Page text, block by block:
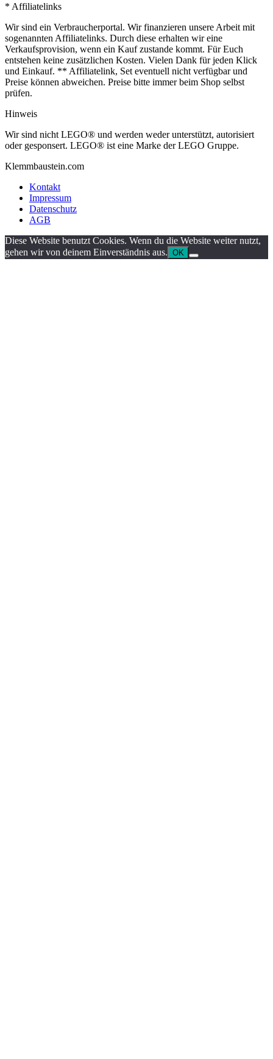
* Affiliatelinks
Wir sind ein Verbraucherportal. Wir finanzieren unsere Arbeit mit
sogenannten Affiliatelinks. Durch diese erhalten wir eine
Verkaufsprovision, wenn ein Kauf zustande kommt. Für Euch
entstehen keine zusätzlichen Kosten. Vielen Dank für jeden Klick
und Einkauf. ** Affiliatelink, Set eventuell nicht verfügbar und
Preise können abweichen. Preise bitte immer beim Shop selbst
prüfen.
Hinweis
Wir sind nicht LEGO® und werden weder unterstützt, autorisiert
oder gesponsert. LEGO® ist eine Marke der LEGO Gruppe.
Klemmbaustein.com
Kontakt
Impressum
Datenschutz
AGB
Diese Website benutzt Cookies. Wenn du die Website weiter nutzt,
gehen wir von deinem Einverständnis aus. OK